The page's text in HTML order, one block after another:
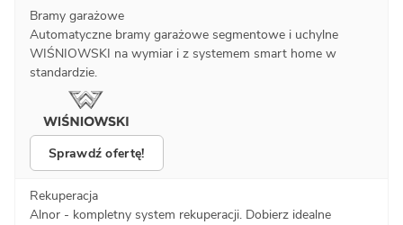
Bramy garażowe
Automatyczne bramy garażowe segmentowe i uchylne
WIŚNIOWSKI na wymiar i z systemem smart home w
standardzie.
Sprawdź ofertę!
Rekuperacja
Alnor - kompletny system rekuperacji. Dobierz idealne